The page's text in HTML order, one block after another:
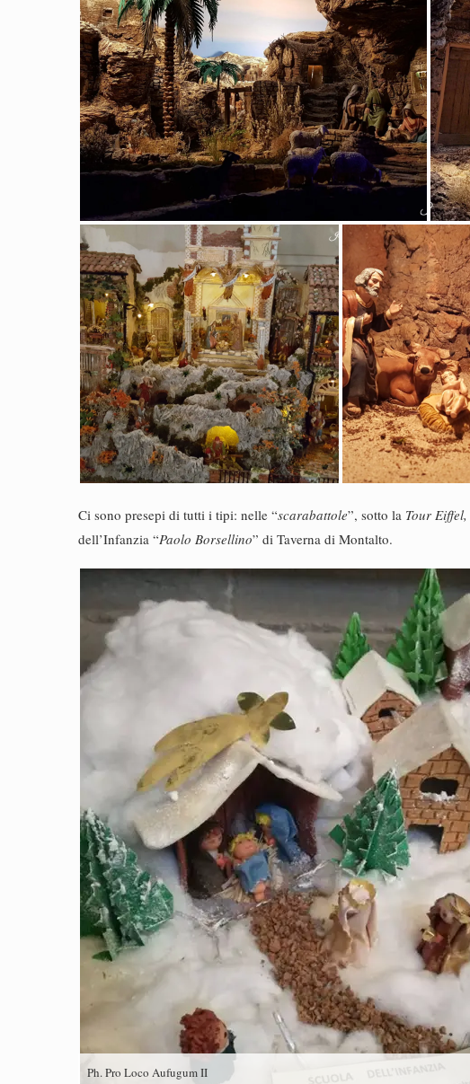
Ci sono presepi di tutti i tipi: nelle “scarabattole”, sotto la Tour Eiffel,
dell’Infanzia “Paolo Borsellino” di Taverna di Montalto.
Ph. Pro Loco Aufugum II